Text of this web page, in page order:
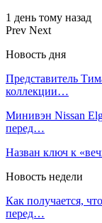
1 день тому назад
Prev Next
Новость дня
Представитель
коллекции…
Минивэн Nissan
перед…
Назван ключ к
Новость недели
Как получается,
перед…